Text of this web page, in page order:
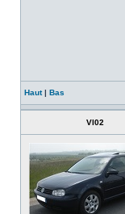
Haut| Bas
Vl02